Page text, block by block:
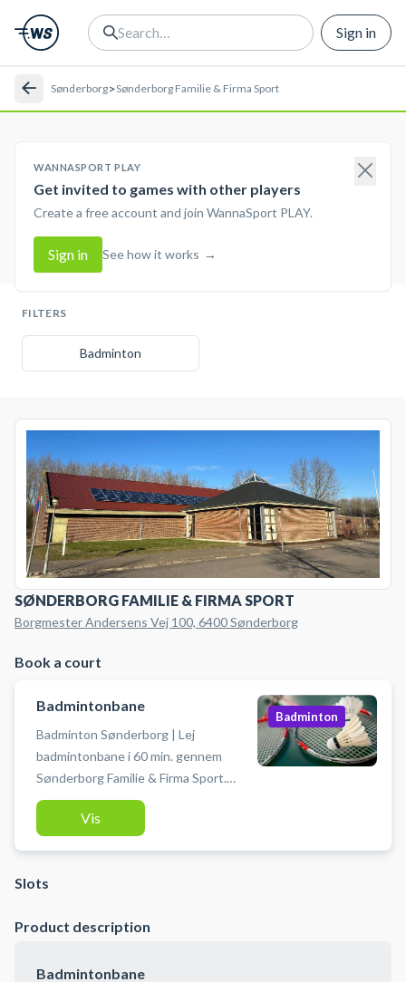
Sign in
Sønderborg>Sønderborg Familie & Firma Sport
WANNASPORT PLAY
Get invited to games with other players
Create a free account and join WannaSport PLAY.
Sign in See how it works →
FILTERS
Badminton
SØNDERBORG FAMILIE & FIRMA SPORT
Borgmester Andersens Vej 100, 6400 Sønderborg
Book a court
Badmintonbane
Badminton Sønderborg | Lej
badmintonbane i 60 min. gennem
Sønderborg Familie & Firma Sport.
Book en badmintonbane og spil
badminton i Sønderborg. Medbring
Vis
Badminton
Slots
Product description
Badmintonbane